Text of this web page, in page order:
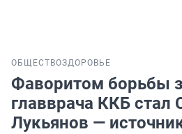
ОБЩЕСТВОЗДОРОВЬЕ
Фаворитом борьбы
главврача ККБ стал
Лукьянов —